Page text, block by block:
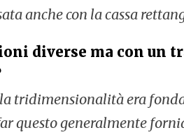
anche con la cassa
diverse ma con un
tridimensionalità era
questo generalmente